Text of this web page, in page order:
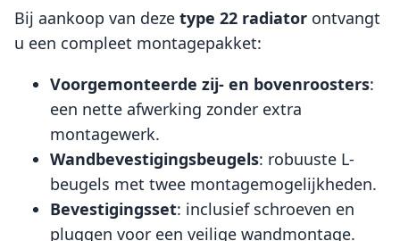
Bij aankoop van deze type 22 radiator ontvangt
u een compleet montagepakket:
Voorgemonteerde zij- en bovenroosters:
een nette afwerking zonder extra
montagewerk.
Wandbevestigingsbeugels: robuuste L-
beugels met twee montagemogelijkheden.
Bevestigingsset: inclusief schroeven en
pluggen voor een veilige wandmontage.